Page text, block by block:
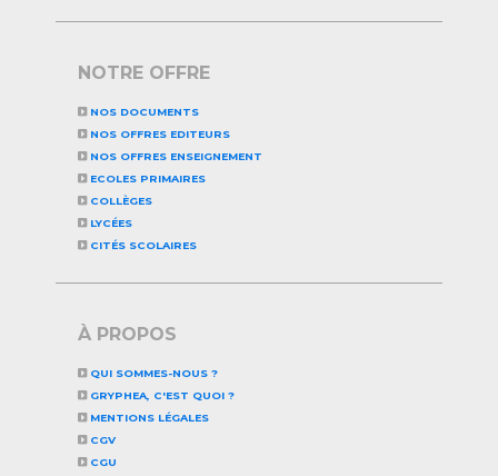
NOTRE OFFRE
NOS DOCUMENTS
NOS OFFRES EDITEURS
NOS OFFRES ENSEIGNEMENT
ECOLES PRIMAIRES
COLLÈGES
LYCÉES
CITÉS SCOLAIRES
À PROPOS
QUI SOMMES-NOUS ?
GRYPHEA, C'EST QUOI ?
MENTIONS LÉGALES
CGV
CGU